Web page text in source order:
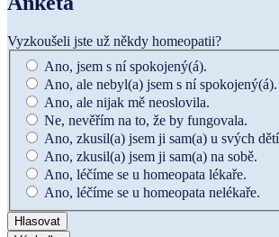
Vyzkoušeli jste už někdy homeopatii?
Ano, jsem s ní spokojený(á).
Ano, ale nebyl(a) jsem s ní spokojený(á).
Ano, ale nijak mě neoslovila.
Ne, nevěřím na to, že by fungovala.
Ano, zkusil(a) jsem ji sam(a) u svých
Ano, zkusil(a) jsem ji sam(a) na sobě.
Ano, léčíme se u homeopata lékaře.
Ano, léčíme se u homeopata nelékaře.